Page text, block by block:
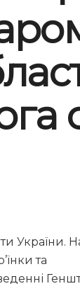
України.
та